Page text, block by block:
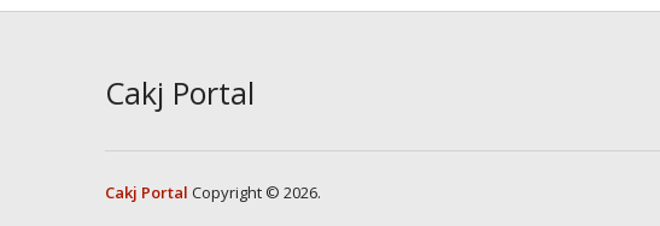
Cakj Portal
Cakj Portal Copyright © 2026.